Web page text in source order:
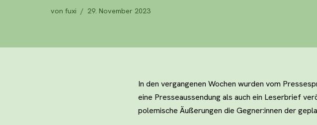
von fuxi 29. November 2023
In den vergangenen Wochen wurden vom
eine Presseaussendung als auch ein Leserbrief
polemische Äußerungen die Gegner:innen der